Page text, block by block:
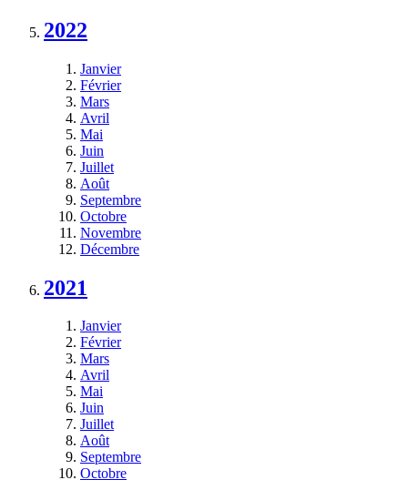
2022
Janvier
Février
Mars
Avril
Mai
Juin
Juillet
Août
Septembre
Octobre
Novembre
Décembre
2021
Janvier
Février
Mars
Avril
Mai
Juin
Juillet
Août
Septembre
Octobre